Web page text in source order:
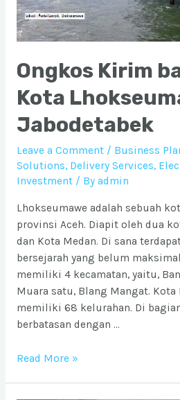
Ongkos Kirim
Kota
Jabodetabek
Leave a Comment / Business
Solutions, Delivery Services,
Investment/ By admin
Lhokseumawe adalah sebuah
provinsi Aceh. Diapit oleh dua
dan Kota Medan. Di sana
bersejarah yang belum
memiliki 4 kecamatan, yaitu,
Muara satu, Blang Mangat. Kota
memiliki 68 kelurahan. Di
berbatasan dengan …
Ongkos
Read More »